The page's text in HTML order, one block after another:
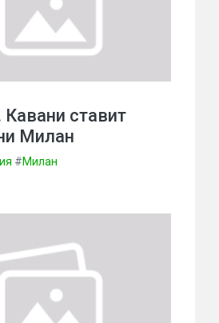
Кавани ставит
Милан
#Милан